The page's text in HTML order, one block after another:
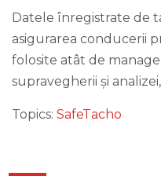
Datele înregistrate de
asigurarea conducerii
folosite atât de
supravegherii și
Topics: SafeTacho